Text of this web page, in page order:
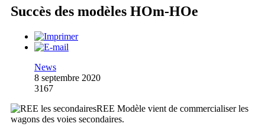
Succès des modèles HOm-HOe
News
8 septembre 2020
3167
REE Modèle vient de commercialiser les
wagons des voies secondaires.